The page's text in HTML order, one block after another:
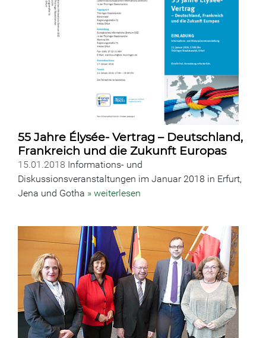
55 Jahre Élysée- Vertrag – Deutschland,
Frankreich und die Zukunft Europas
15.01.2018 Informations- und
Diskussionsveranstaltungen im Januar 2018 in Erfurt,
Jena und Gotha » weiterlesen